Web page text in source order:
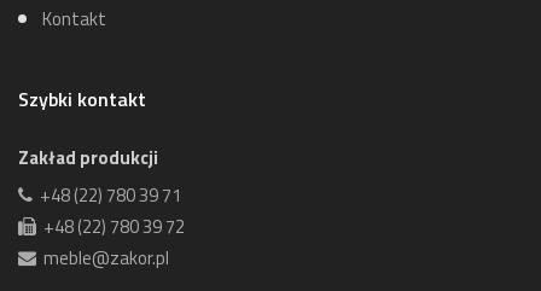
Kontakt
Szybki kontakt
Zakład produkcji
+48 (22) 780 39 71
+48 (22) 780 39 72
meble@zakor.pl